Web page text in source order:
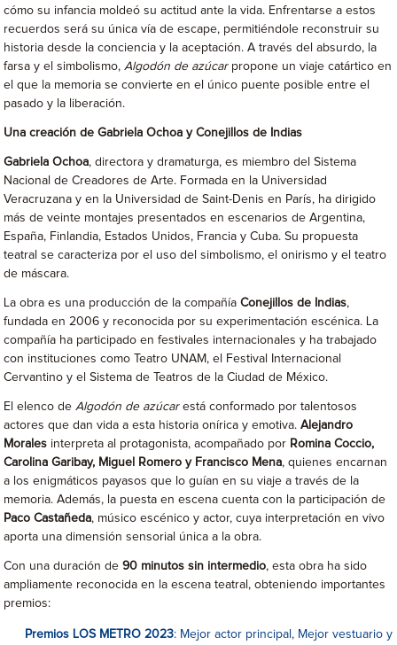
cómo su infancia moldeó su actitud ante la vida. Enfrentarse a estos
recuerdos será su única vía de escape, permitiéndole reconstruir su
historia desde la conciencia y la aceptación. A través del absurdo, la
farsa y el simbolismo,Algodón de azúcarpropone un viaje catártico en
el que la memoria se convierte en el único puente posible entre el
pasado y la liberación.
Una creación de Gabriela Ochoa y Conejillos de Indias
Gabriela Ochoa, directora y dramaturga, es miembro del Sistema
Nacional de Creadores de Arte. Formada en la Universidad
Veracruzana y en la Universidad de Saint-Denis en París, ha dirigido
más de veinte montajes presentados en escenarios de Argentina,
España, Finlandia, Estados Unidos, Francia y Cuba. Su propuesta
teatral se caracteriza por el uso del simbolismo, el onirismo y el teatro
de máscara.
La obra es una producción de la compañíaConejillos de Indias,
fundada en 2006 y reconocida por su experimentación escénica. La
compañía ha participado en festivales internacionales y ha trabajado
con instituciones como Teatro UNAM, el Festival Internacional
Cervantino y el Sistema de Teatros de la Ciudad de México.
El elenco deAlgodón de azúcarestá conformado por talentosos
actores que dan vida a esta historia onírica y emotiva.Alejandro
Morales interpreta al protagonista, acompañado por Romina Coccio,
Carolina Garibay, Miguel Romero y Francisco Mena, quienes encarnan
a los enigmáticos payasos que lo guían en su viaje a través de la
memoria. Además, la puesta en escena cuenta con la participación de
Paco Castañeda, músico escénico y actor, cuya interpretación en vivo
aporta una dimensión sensorial única a la obra.
Con una duración de90 minutos sin intermedio, esta obra ha sido
ampliamente reconocida en la escena teatral, obteniendo importantes
premios:
Premios LOS METRO 2023: Mejor actor principal, Mejor vestuario y